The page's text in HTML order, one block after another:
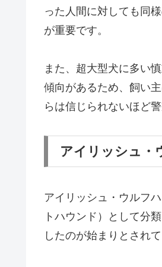
った人間に対しても同
が重要です。
また、超大型犬に多い
傾向があるため、飼い
らは信じられないほど
アイリッシュ・
アイリッシュ・ウルフ
トハウンド）として分
したのが始まりとされて